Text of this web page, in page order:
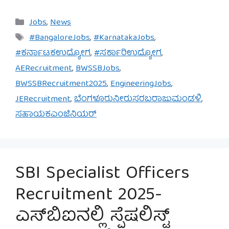
Categories
Jobs,News
Tags
#BangaloreJobs,#KarnatakaJobs,
#ಕರ್ನಾಟಕಉದ್ಯೋಗ,#ಸರ್ಕಾರಿಉದ್ಯೋಗ,
AERecruitment,BWSSBJobs,
BWSSBRecruitment2025,EngineeringJobs,
JERecruitment,ಬೆಂಗಳೂರುನೀರುಸರಬರಾಜುಮಂಡಳಿ,
ಸಹಾಯಕಎಂಜಿನಿಯರ್
SBI Specialist Officers
Recruitment 2025-
ಎಸ್‌ಬಿಐನಲ್ಲಿ ಸ್ಪೆಷಲಿಸ್ಟ್